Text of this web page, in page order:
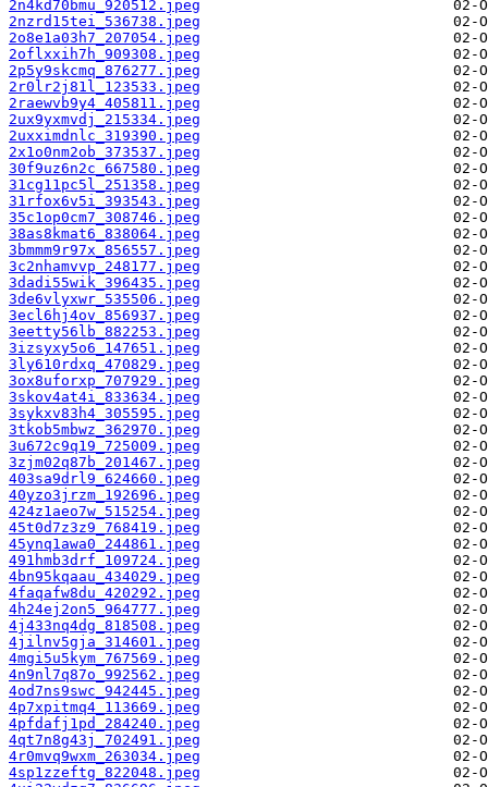
2n4kd70bmu_920512.jpeg
2nzrd15tei_536738.jpeg
2o8e1a03h7_207054.jpeg
2oflxxih7h_909308.jpeg
2p5y9skcmq_876277.jpeg
2r0lr2j81l_123533.jpeg
2raewvb9y4_405811.jpeg
2ux9yxmvdj_215334.jpeg
2uxximdnlc_319390.jpeg
2x1o0nm2ob_373537.jpeg
30f9uz6n2c_667580.jpeg
31cg11pc5l_251358.jpeg
31rfox6v5i_393543.jpeg
35c1op0cm7_308746.jpeg
38as8kmat6_838064.jpeg
3bmmm9r97x_856557.jpeg
3c2nhamvvp_248177.jpeg
3dadi55wik_396435.jpeg
3de6vlyxwr_535506.jpeg
3ecl6hj4ov_856937.jpeg
3eetty56lb_882253.jpeg
3izsyxy5o6_147651.jpeg
3ly610rdxq_470829.jpeg
3ox8uforxp_707929.jpeg
3skov4at4i_833634.jpeg
3sykxv83h4_305595.jpeg
3tkob5mbwz_362970.jpeg
3u672c9q19_725009.jpeg
3zjm02q87b_201467.jpeg
403sa9drl9_624660.jpeg
40yzo3jrzm_192696.jpeg
424z1aeo7w_515254.jpeg
45t0d7z3z9_768419.jpeg
45ynq1awa0_244861.jpeg
491hmb3drf_109724.jpeg
4bn95kqaau_434029.jpeg
4faqafw8du_420292.jpeg
4h24ej2on5_964777.jpeg
4j433nq4dg_818508.jpeg
4jilnv5gja_314601.jpeg
4mgi5u5kym_767569.jpeg
4n9nl7q87o_992562.jpeg
4od7ns9swc_942445.jpeg
4p7xpitmq4_113669.jpeg
4pfdafj1pd_284240.jpeg
4qt7n8g43j_702491.jpeg
4r0mvq9wxm_263034.jpeg
4sp1zzeftg_822048.jpeg